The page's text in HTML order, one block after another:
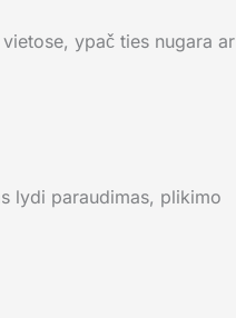
ypač ties nugara ar
lydi paraudimas, plikimo